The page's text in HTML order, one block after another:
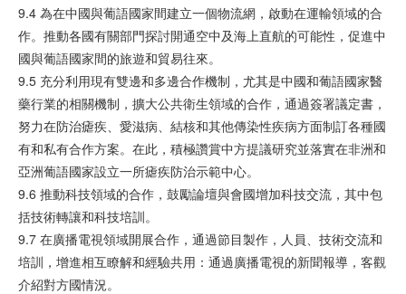
9.4 為在中國與葡語國家間建立一個物流網，啟動在運輸領域的合
作。推動各國有關部門探討開通空中及海上直航的可能性，促進中
國與葡語國家間的旅遊和貿易往來。
9.5 充分利用現有雙邊和多邊合作機制，尤其是中國和葡語國家醫
藥行業的相關機制，擴大公共衛生領域的合作，通過簽署議定書，
努力在防治瘧疾、愛滋病、結核和其他傳染性疾病方面制訂各種國
有和私有合作方案。在此，積極讚賞中方提議研究並落實在非洲和
亞洲葡語國家設立一所瘧疾防治示範中心。
9.6 推動科技領域的合作，鼓勵論壇與會國增加科技交流，其中包
括技術轉讓和科技培訓。
9.7 在廣播電視領域開展合作，通過節目製作，人員、技術交流和
培訓，增進相互瞭解和經驗共用：通過廣播電視的新聞報導，客觀
介紹對方國情況。